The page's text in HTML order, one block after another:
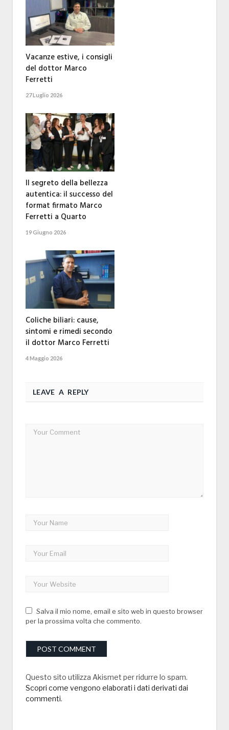
Vacanze estive, i consigli
del dottor Marco
Ferretti
27 Luglio 2026
Il segreto della bellezza
autentica: il successo del
format firmato Marco
Ferretti a Quarto
19 Giugno 2026
Coliche biliari: cause,
sintomi e rimedi secondo
il dottor Marco Ferretti
4 Maggio 2026
LEAVE A REPLY
Salva il mio nome, email e sito web in questo browser
per la prossima volta che commento.
Questo sito utilizza Akismet per ridurre lo spam.
Scopri come vengono elaborati i dati derivati dai
commenti.